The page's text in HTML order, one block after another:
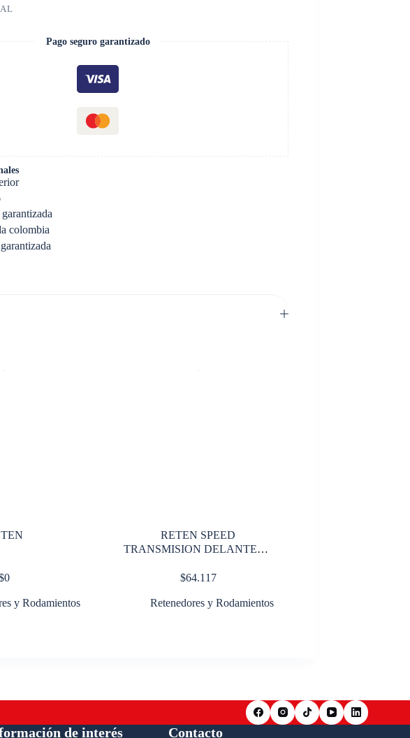
Pago seguro garantizado
colombia
0
y Rodamientos
RETEN SPEED
TRANSMISION DELANTERO
$64.117
Retenedores y Rodamientos
de interés Contacto